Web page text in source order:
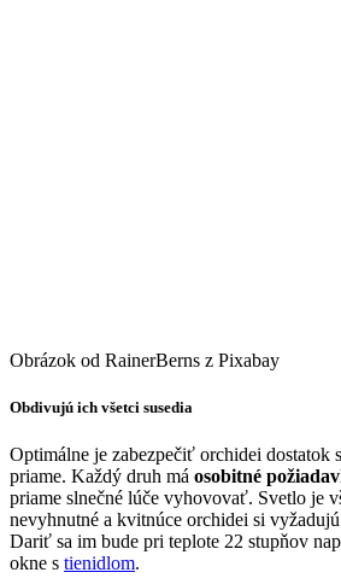
Obrázok od RainerBerns z Pixabay
Obdivujú ich všetci susedia
Optimálne je zabezpečiť orchidei dostatok
priame. Každý druh má osobitné
priame slnečné lúče vyhovovať. Svetlo je
nevyhnutné a kvitnúce orchidei si
Dariť sa im bude pri teplote 22 stupňov
okne s tienidlom.